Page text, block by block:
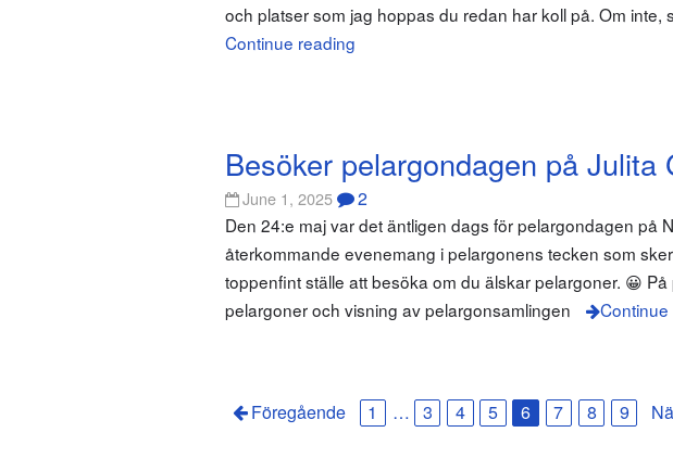
och platser som jag hoppas du redan har koll på. Om
Continue reading
Besöker pelargondagen på Julita
June 1, 2025 2
Den 24:e maj var det äntligen dags för pelargondagen på
återkommande evenemang i pelargonens tecken som
toppenfint ställe att besöka om du älskar pelargoner. 😀
pelargoner och visning av pelargonsamlingen
Föregående 1 … 3 4 5 6 7 8 9